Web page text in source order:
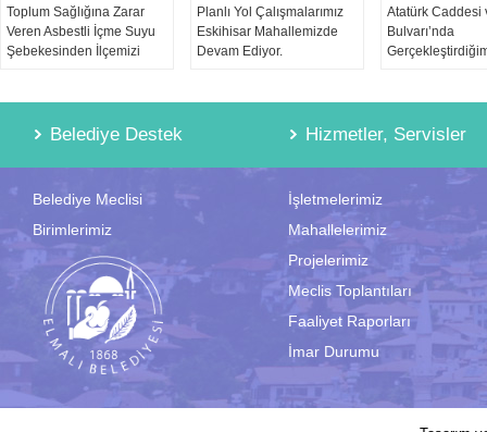
Toplum Sağlığına Zarar
Veren Asbestli İçme Suyu
Şebekesinden İlçemizi
Planlı Yol Çalışmalarımız
Eskihisar Mahallemizde
Devam Ediyor.
Atatürk Caddesi
Bulvarı’nda
Belediye Destek Hizmetler, Servisler
Belediye Meclisi
Birimlerimiz
İşletmelerimiz
Mahallelerimiz
Projelerimiz
Meclis Toplantıları
Faaliyet Raporları
İmar Durumu